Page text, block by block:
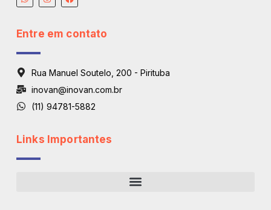
Entre em contato
Rua Manuel Soutelo, 200 - Pirituba
inovan@inovan.com.br
(11) 94781-5882
Links Importantes